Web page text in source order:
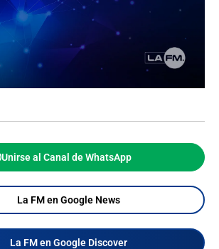
Unirse al Canal de WhatsApp
La FM en Google News
La FM en Google Discover